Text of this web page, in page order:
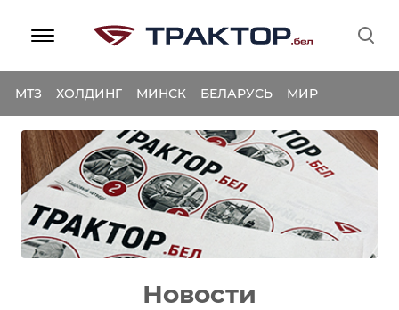
МТЗ ХОЛДИНГ МИНСК БЕЛАРУСЬ МИР
Новости